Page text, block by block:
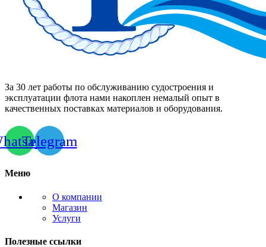
За 30 лет работы по обслуживанию судостроения и
эксплуатации флота нами накоплен немалый опыт в
качественных поставках материалов и оборудования.
Telegram
Меню
О компании
Магазин
Услуги
Полезные ссылки